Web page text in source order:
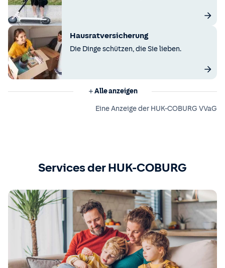
Hausratversicherung
Die Dinge schützen, die Sie lieben.
Alle anzeigen
Eine Anzeige der HUK-COBURG VVaG
Services der HUK-COBURG